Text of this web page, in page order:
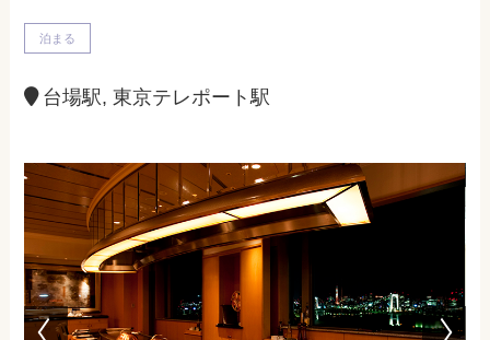
泊まる
台場駅, 東京テレポート駅